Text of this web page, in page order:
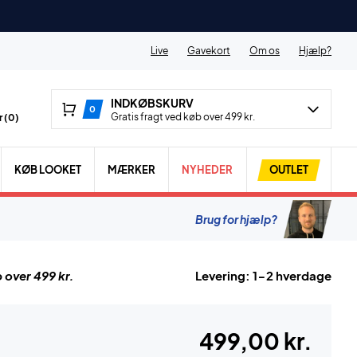
Live Gavekort Om os Hjælp?
(0)
0 INDKØBSKURV
Gratis fragt ved køb over 499 kr.
KØB LOOKET MÆRKER NYHEDER OUTLET
Brug for hjælp?
499 kr. Levering: 1-2 hverdage
499,00 kr.